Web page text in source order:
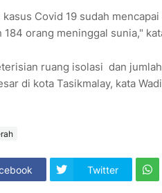
kasus Covid 19 sudah
184 orang meninggal sunia,"
ruang isolasi dan
di kota Tasikmalay, kata
Twitter